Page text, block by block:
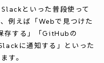
といった普段使って
例えば「Webで見つけた
存する」「GitHubの
に通知する」といった
す。